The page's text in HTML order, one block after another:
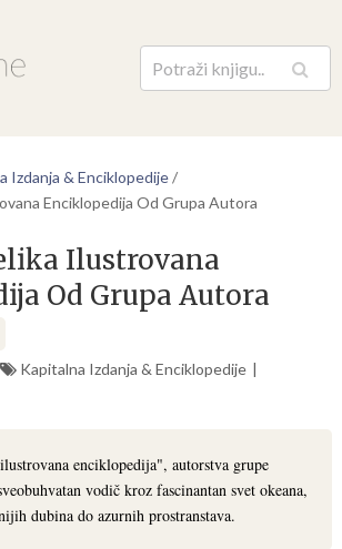
Pretraga
Izdanja & Enciklopedije/
Enciklopedija Od Grupa Autora
Ilustrovana
Od Grupa Autora
Kapitalna Izdanja & Enciklopedije
enciklopedija", autorstva grupe
vodič kroz fascinantan svet okeana,
dubina do azurnih prostranstava.